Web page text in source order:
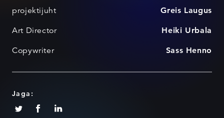
projektijuht Greis Laugus
Art Director Heiki Urbala
Copywriter Sass Henno
Jaga: